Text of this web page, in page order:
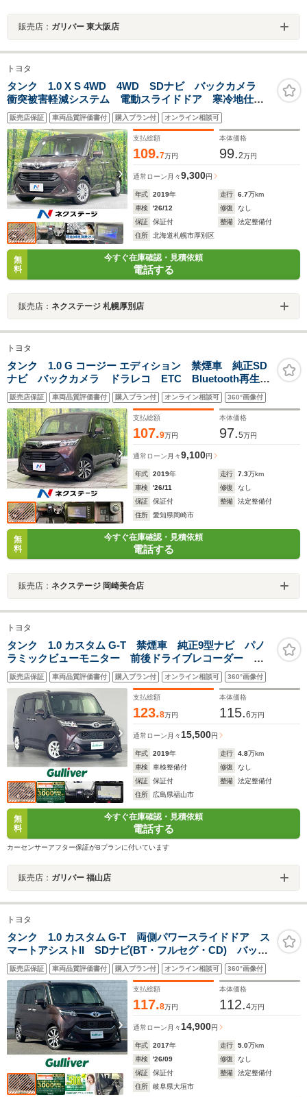
販売店： ガリバー 東大阪店
トヨタ
タンク 1.0 X S 4WD 4WD SDナビ バックカメラ
衝突被害軽減システム 電動スライドドア 寒冷地仕
様 禁煙車 シートヒーター ドラレコ スマートキ
ー ビルトインETC オートハイビーム Bluetooth
CD
販売店保証 車両品質評価書付 購入プラン付 オンライン相談可
支払総額
109.7万円
本体価格
99.2万円
通常ローン 月々9,300円
年式 2019年 走行 6.7万km
車検
'26/12 修復
なし
保証
保証付 整備
法定整備付
住所
北海道札幌市厚別区
無
料
今すぐ在庫確認・見積依頼
電話する
販売店： ネクステージ 札幌厚別店
トヨタ
タンク 1.0 G コージー エディション 禁煙車 純正SD
ナビ バックカメラ ドラレコ ETC Bluetooth再生
両側電動スライドドア シートヒーター(前席) クルコ
ン LEDヘッドライト 純正14インチアルミ スマート
アシスト
販売店保証 車両品質評価書付 購入プラン付 オンライン相談可 360°画像付
支払総額
107.9万円
本体価格
97.5万円
通常ローン 月々9,100円
年式 2019年 走行 7.3万km
車検
'26/11 修復
なし
保証
保証付 整備
法定整備付
住所
愛知県岡崎市
無
料
今すぐ在庫確認・見積依頼
電話する
販売店： ネクステージ 岡崎美合店
トヨタ
タンク 1.0 カスタム G-T 禁煙車 純正9型ナビ パノ
ラミックビューモニター 前後ドライブレコーダー 両
側パワースライドドア 前席シートヒーター スマート
アシストIII 衝突軽減ブレーキ 14inアルミホイール ビ
ルトインETC
販売店保証 車両品質評価書付 購入プラン付 オンライン相談可 360°画像付
支払総額
123.8万円
本体価格
115.6万円
通常ローン 月々15,500円
年式 2019年 走行 4.8万km
車検
車検整備付 修復
なし
保証
保証付 整備
法定整備付
住所
広島県福山市
無
料
今すぐ在庫確認・見積依頼
電話する
カーセンサーアフター保証がBプランに付いています
販売店： ガリバー 福山店
トヨタ
タンク 1.0 カスタム G-T 両側パワースライドドア ス
マートアシストII SDナビ(BT・フルセグ・CD) バック
カメラ クルーズコントロール プリクラッシュセーフ
ティ ビルトインETC LEDヘッドライト 純正フロア
マット
販売店保証 車両品質評価書付 購入プラン付 オンライン相談可 360°画像付
支払総額
117.8万円
本体価格
112.4万円
通常ローン 月々 14,900円
年式 2017年 走行 5.0万km
車検
'26/09 修復
なし
保証
保証付 整備
法定整備付
住所
岐阜県大垣市